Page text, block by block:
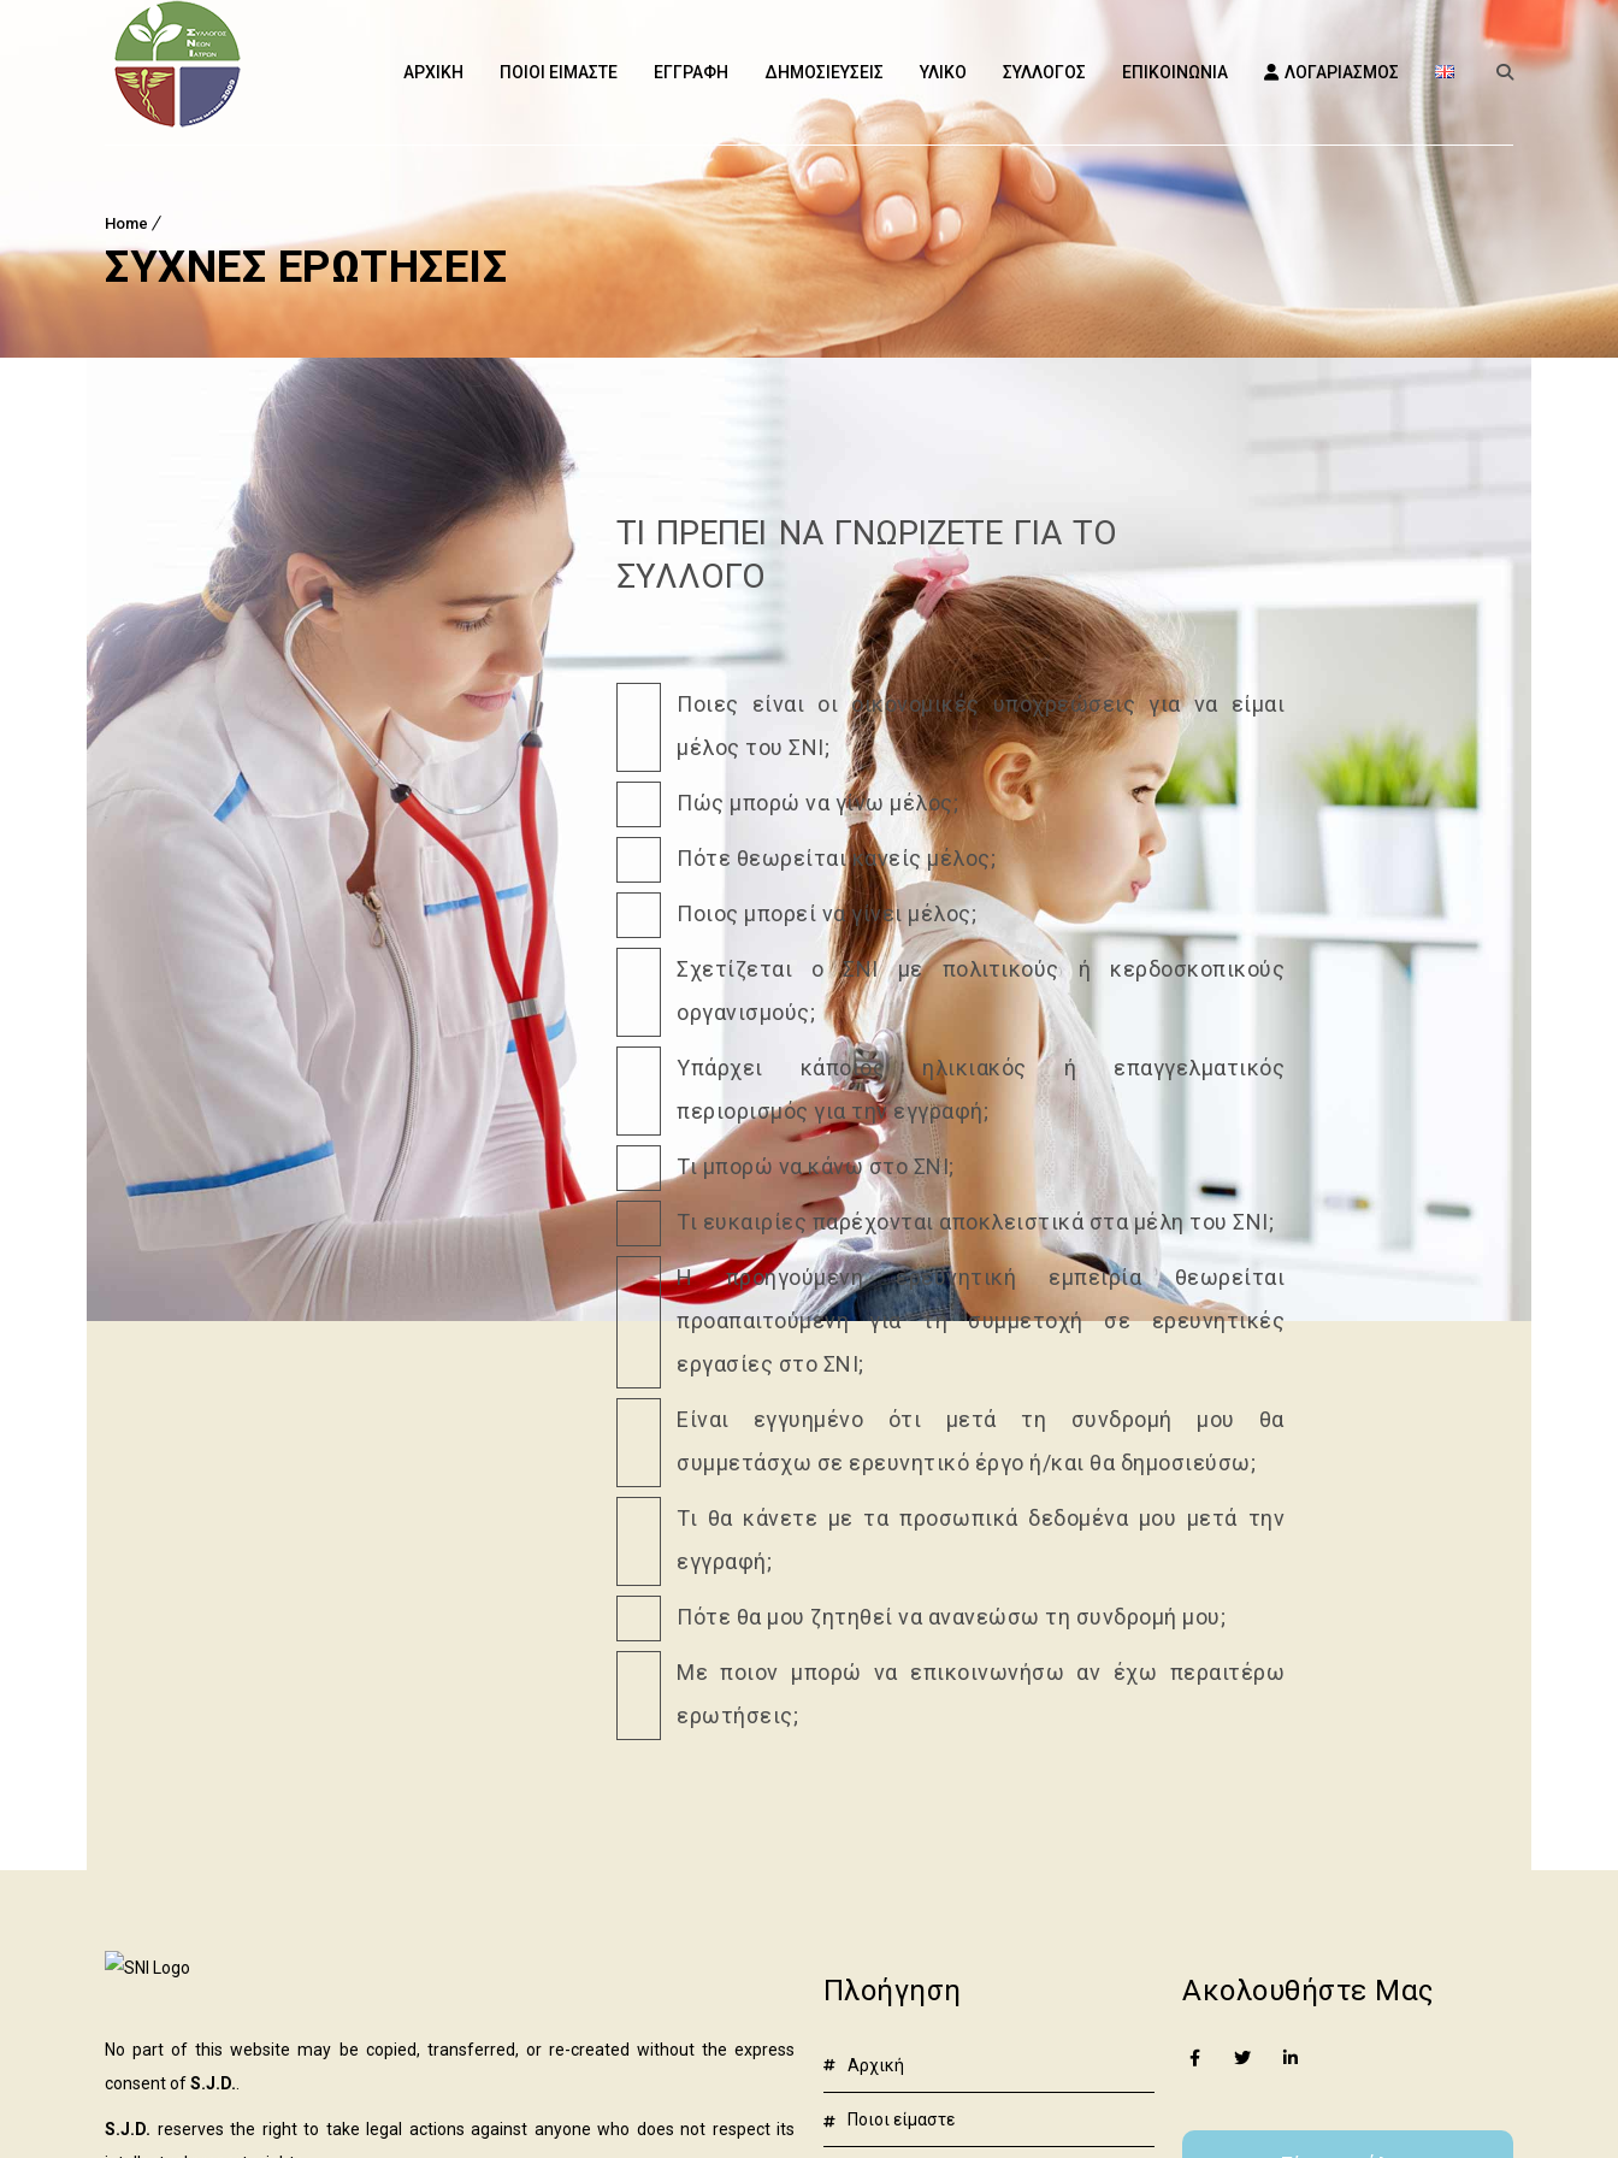
ΑΡΧΙΚΉ ΠΟΙΟΙ ΕΊΜΑΣΤΕ ΕΓΓΡΑΦΉ ΔΗΜΟΣΙΕΎΣΕΙΣ ΥΛΙΚΌ ΣΎΛΛΟΓΟΣ ΕΠΙΚΟΙΝΩΝΊΑ ΛΟΓΑΡΙΑΣΜΌΣ
Home
ΣΥΧΝΈΣ ΕΡΩΤΉΣΕΙΣ
ΤΙ ΠΡΈΠΕΙ ΝΑ ΓΝΩΡΊΖΕΤΕ ΓΙΑ ΤΟ
ΣΎΛΛΟΓΟ
Ποιες είναι οι οικονομικές υποχρεώσεις για να είμαι
μέλος του ΣΝΙ;
Πώς μπορώ να γίνω μέλος;
Πότε θεωρείται κανείς μέλος;
Ποιος μπορεί να γίνει μέλος;
Σχετίζεται ο ΣΝΙ με πολιτικούς ή κερδοσκοπικούς
οργανισμούς;
Υπάρχει κάποιος ηλικιακός ή επαγγελματικός
περιορισμός για την εγγραφή;
Τι μπορώ να κάνω στο ΣΝΙ;
Τι ευκαιρίες παρέχονται αποκλειστικά στα μέλη του ΣΝΙ;
Η προηγούμενη ερευνητική εμπειρία θεωρείται
προαπαιτούμενη για τη συμμετοχή σε ερευνητικές
εργασίες στο ΣΝΙ;
Είναι εγγυημένο ότι μετά τη συνδρομή μου θα
συμμετάσχω σε ερευνητικό έργο ή/και θα δημοσιεύσω;
Τι θα κάνετε με τα προσωπικά δεδομένα μου μετά την
εγγραφή;
Πότε θα μου ζητηθεί να ανανεώσω τη συνδρομή μου;
Με ποιον μπορώ να επικοινωνήσω αν έχω περαιτέρω
ερωτήσεις;
No part of this website may be copied, transferred, or re-created without the express
consent ofS.J.D.
S.J.D. reserves the right to take legal actions against anyone who does not respect its
Πλοήγηση
αρχική
ποιοι είμαστε
Ακολουθήστε Μας